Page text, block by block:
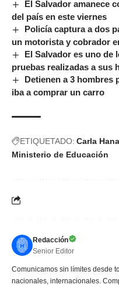
El Salvador amanece
del país en este viernes
Policía captura a dos
un motorista y cobrador
El Salvador es uno de
pruebas realizadas a sus
Detienen a 3 hombres
iba a comprar un carro
ETIQUETADO: Carla
Ministerio de Educación
Redacción
Senior Editor
Comunicamos sin límites desde
nacionales, internacionales.